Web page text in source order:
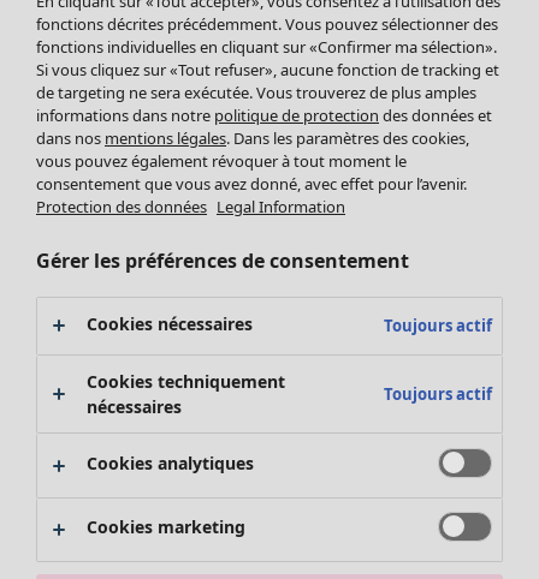
Leggings et collants
Accessoires
Chaussures
Vêtements de bain
Basics
Soldes Mobilier
Bonnes affaires déco
Décoration
Textiles
Tapis
Éponge
Promos SOLDES
Les promos de Gudrun Sjödén
Nouvel arrivage
Bonnes affaires en soldes - jusqu'à -70
fonctions décrites précédemment. Vous pouvez sélectionner des
fonctions individuelles en cliquant sur «Confirmer ma sélection».
Si vous cliquez sur «Tout refuser», aucune fonction de tracking et
de targeting ne sera exécutée. Vous trouverez de plus amples
informations dans notre politique de protection des données et
dans nos mentions légales. Dans les paramètres des cookies,
vous pouvez également révoquer à tout moment le
consentement que vous avez donné, avec effet pour l’avenir.
Protection des données Legal Information
Gérer les préférences de consentement
Cookies nécessaires Toujours actif
Cookies techniquement
nécessaires
Toujours actif
Cookies analytiques
Cookies marketing